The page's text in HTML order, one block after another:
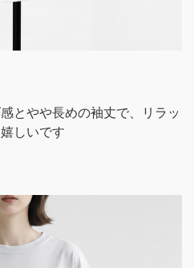
とやや長めの袖丈で、リラッ
しいです